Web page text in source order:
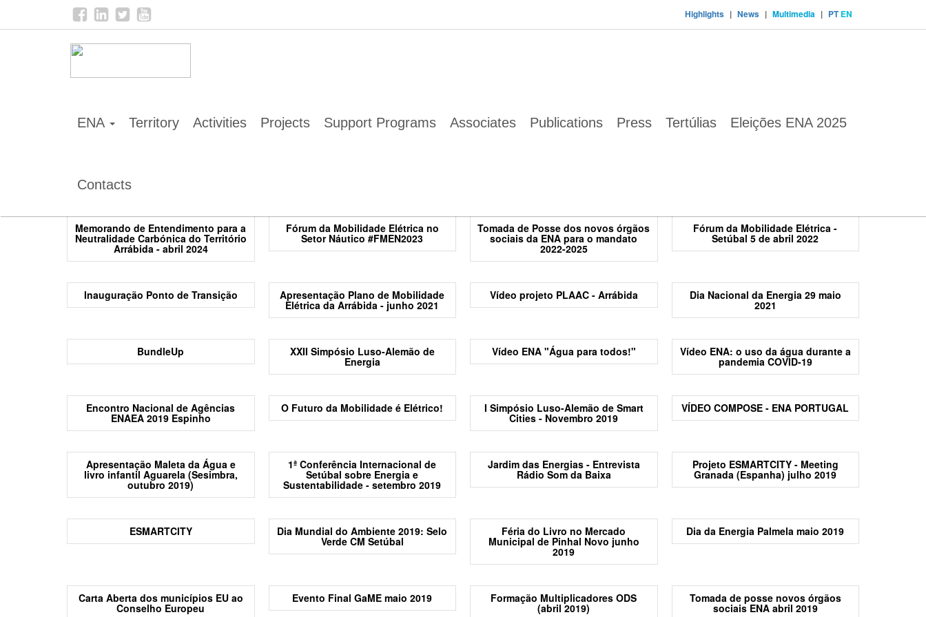
Highlights | News | Multimedia | PT EN
ENA Territory Activities Projects Support Programs Associates Publications Press Tertúlias Eleições ENA 2025
Contacts
Home
Descarbonização
Memorando de Entendimento para a
Neutralidade Carbónica do Território
Arrábida - abril 2024
Fórum da Mobilidade Elétrica no
Setor Náutico #FMEN2023
Tomada de Posse dos novos órgãos
sociais da ENA para o mandato
2022-2025
Fórum da Mobilidade Elétrica -
Setúbal 5 de abril 2022
Inauguração Ponto de Transição Apresentação Plano de Mobilidade
Elétrica da Arrábida - junho 2021
Vídeo projeto PLAAC - Arrábida Dia Nacional da Energia 29 maio
2021
BundleUp XXII Simpósio Luso-Alemão de
Energia
Vídeo ENA "Água para todos!" Vídeo ENA: o uso da água durante a
pandemia COVID-19
Encontro Nacional de Agências
ENAEA 2019 Espinho
O Futuro da Mobilidade é Elétrico! I Simpósio Luso-Alemão de Smart
Cities - Novembro 2019
VÍDEO COMPOSE - ENA PORTUGAL
Apresentação Maleta da Água e
livro infantil Aguarela (Sesimbra,
outubro 2019)
1ª Conferência Internacional de
Setúbal sobre Energia e
Sustentabilidade - setembro 2019
Jardim das Energias - Entrevista
Rádio Som da Baixa
Projeto ESMARTCITY - Meeting
Granada (Espanha) julho 2019
ESMARTCITY Dia Mundial do Ambiente 2019: Selo
Verde CM Setúbal
Féria do Livro no Mercado
Municipal de Pinhal Novo junho
2019
Dia da Energia Palmela maio 2019
Carta Aberta dos municípios EU ao
Conselho Europeu
Evento Final GaME maio 2019 Formação Multiplicadores ODS
(abril 2019)
Tomada de posse novos órgãos
sociais ENA abril 2019